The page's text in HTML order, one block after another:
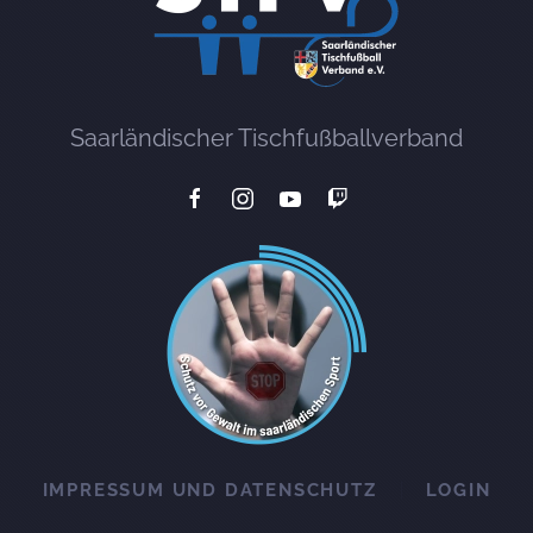
Saarländischer Tischfußballverband
IMPRESSUM UND DATENSCHUTZ LOGIN